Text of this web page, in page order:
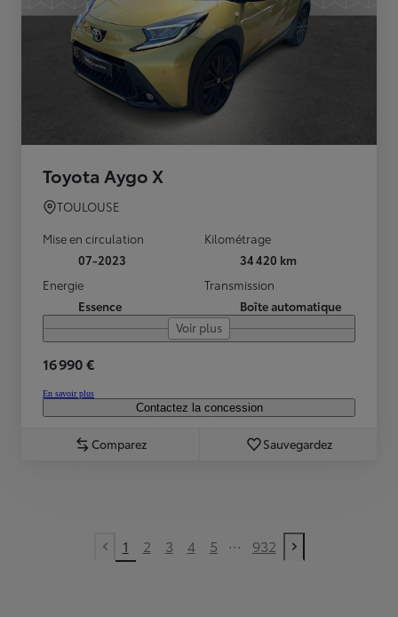
Toyota Aygo X
TOULOUSE
Mise en circulation
07-2023
Kilométrage
34 420 km
Energie
Essence
Transmission
Boîte automatique
Voir plus
16 990 €
En savoir plus
Contactez la concession
Comparez Sauvegardez
Previous page
1 2 3 4 5 ... 932
Next page